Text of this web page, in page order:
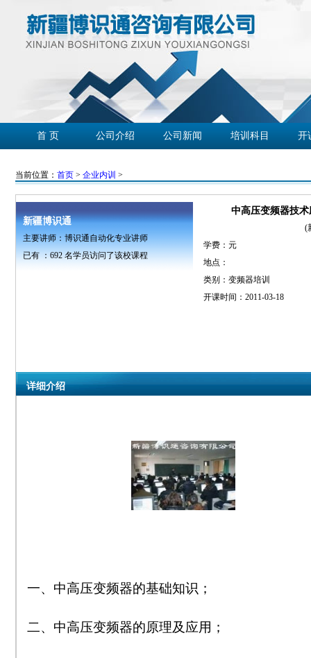
首 页 公司介绍 公司新闻 培训科目 开
当前位置： 首页 > 企业内训 >
新疆博识通
主要讲师：博识通自动化专业讲师
已有 ： 692 名学员访问了该校课程
中高压变频器技
(
学费： 元
地点：
类别：变频器培训
开课时间：2011-03-18
详细介绍
一、中高压变频器的基础知识；
二、中高压变频器的原理及应用；